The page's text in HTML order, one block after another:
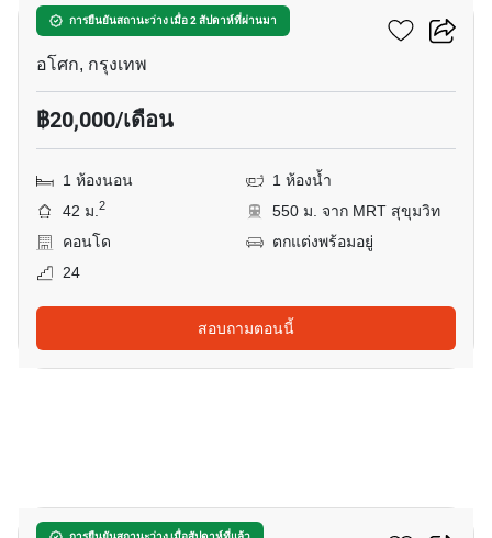
การยืนยันสถานะว่าง เมื่อ 2 สัปดาห์ที่ผ่านมา
แกรนด์ พาร์ค วิว อโศก
อโศก, กรุงเทพ
฿20,000/เดือน
1 ห้องนอน
1 ห้องน้ำ
42 ม.2
550 ม. จาก MRT สุขุมวิท
คอนโด
ตกแต่งพร้อมอยู่
24
สอบถามตอนนี้